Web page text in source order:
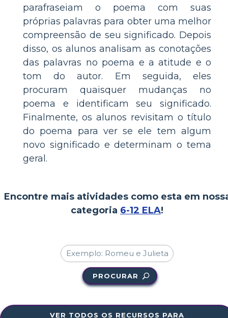
parafraseiam o poema com suas
próprias palavras para obter uma melhor
compreensão de seu significado. Depois
disso, os alunos analisam as conotações
das palavras no poema e a atitude e o
tom do autor. Em seguida, eles
procuram quaisquer mudanças no
poema e identificam seu significado.
Finalmente, os alunos revisitam o título
do poema para ver se ele tem algum
novo significado e determinam o tema
geral.
Encontre mais atividades como esta em
categoria 6-12 ELA!
PROCURAR
VER TODOS OS RECURSOS PARA